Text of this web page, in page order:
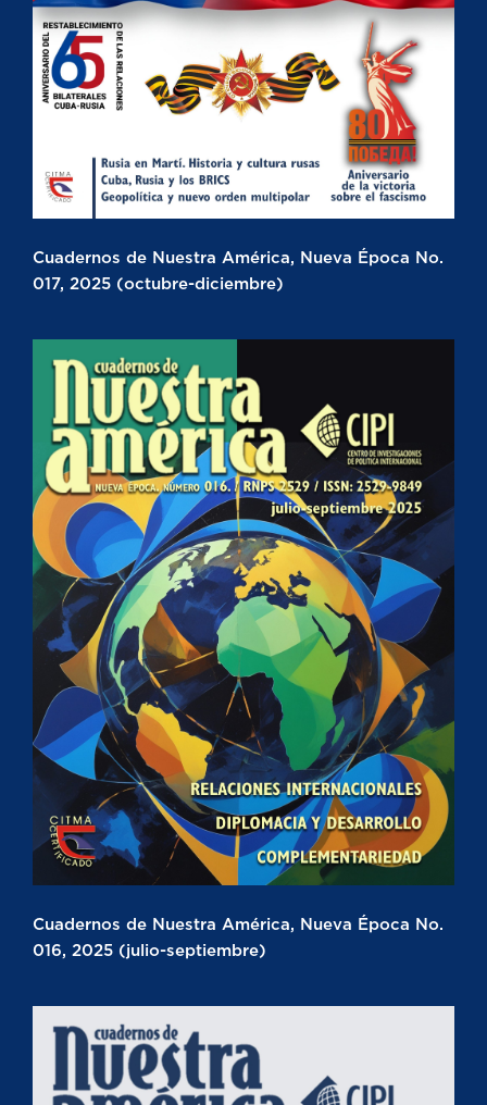
Cuadernos de Nuestra América, Nueva Época No.
017, 2025 (octubre-diciembre)
Cuadernos de Nuestra América, Nueva Época No.
016, 2025 (julio-septiembre)